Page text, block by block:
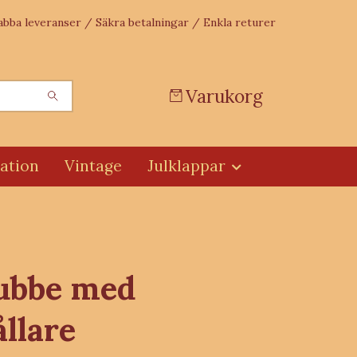
leveranser / Säkra betalningar / Enkla returer
Varukorg
Vintage Julklappar
med